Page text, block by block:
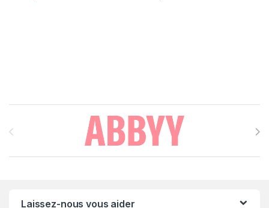
Brands Carousel
Laissez-nous vous aider